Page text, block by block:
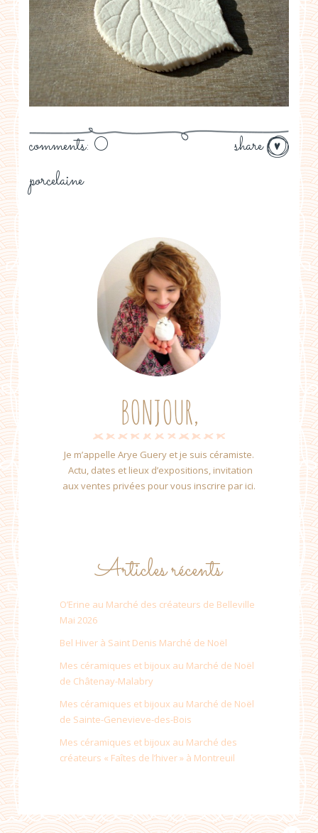
share
comments: 0
porcelaine
BONJOUR,
Je m’appelle Arye Guery et je suis céramiste.
Actu, dates et lieux d’expositions, invitation
aux ventes privées pour vous inscrire par ici.
Articles récents
O’Erine au Marché des créateurs de Belleville
Mai 2026
Bel Hiver à Saint Denis Marché de Noël
Mes céramiques et bijoux au Marché de Noël
de Châtenay-Malabry
Mes céramiques et bijoux au Marché de Noël
de Sainte-Genevieve-des-Bois
Mes céramiques et bijoux au Marché des
créateurs « Faîtes de l’hiver » à Montreuil